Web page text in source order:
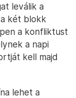
leválik a
két blokk
a konfliktust
a napi
kell majd
lehet a